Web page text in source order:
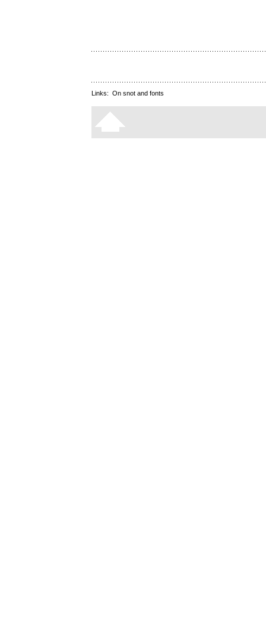
Links: On snot and fonts